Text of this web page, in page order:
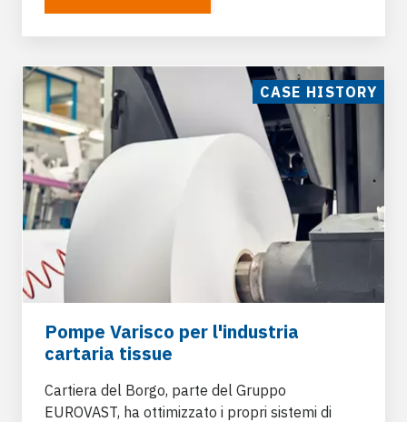
CASE HISTORY
Pompe Varisco per l'industria
cartaria tissue
Cartiera del Borgo, parte del Gruppo
EUROVAST, ha ottimizzato i propri sistemi di